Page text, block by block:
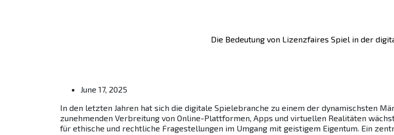
Die Bedeutung von Lizenzfaires Spiel in der
June 17, 2025
In den letzten Jahren hat sich die digitale Spielebranche zu einem der dynamischsten
zunehmenden Verbreitung von Online-Plattformen, Apps und virtuellen Realitäten
für ethische und rechtliche Fragestellungen im Umgang mit geistigem Eigentum. Ein